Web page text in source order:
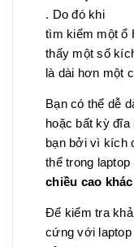
. Do đó khi
tìm kiếm một ổ
thấy một số
là dài hơn một
Bạn có thể dễ
hoặc bất kỳ đĩa
bạn bởi vì kích
thể trong laptop
chiều cao
Để kiểm tra
cứng với laptop